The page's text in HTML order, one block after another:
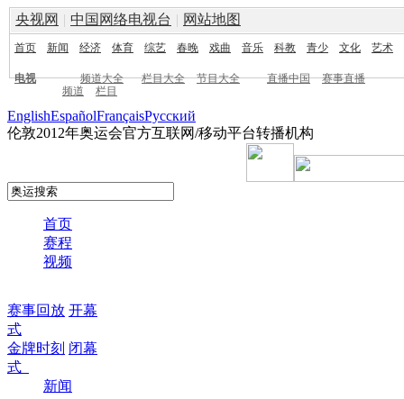
央视网 | 中国网络电视台 | 网站地图
首页 新闻 经济 体育 综艺 春晚 戏曲 音乐 科教 青少 文化 艺术
电视 频道大全 栏目大全 节目大全 直播中国
赛事直播
频道
栏目
EnglishEspañolFrançaisPусский
伦敦2012年奥运会官方互联网/移动平台转播机构
首页
赛程
视频
赛事回放 开幕
式
金牌时刻 闭幕
式
新闻